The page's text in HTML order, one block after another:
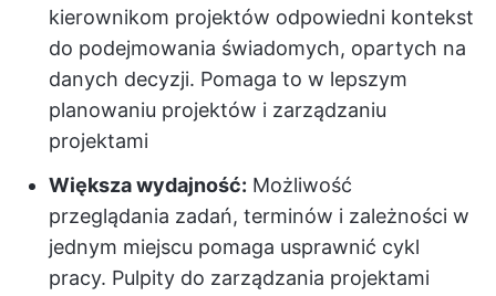
kierownikom projektów odpowiedni kontekst
do podejmowania świadomych, opartych na
danych decyzji. Pomaga to w lepszym
planowaniu projektów i zarządzaniu
projektami
Większa wydajność: Możliwość
przeglądania zadań, terminów i zależności w
jednym miejscu pomaga usprawnić cykl
pracy. Pulpity do zarządzania projektami